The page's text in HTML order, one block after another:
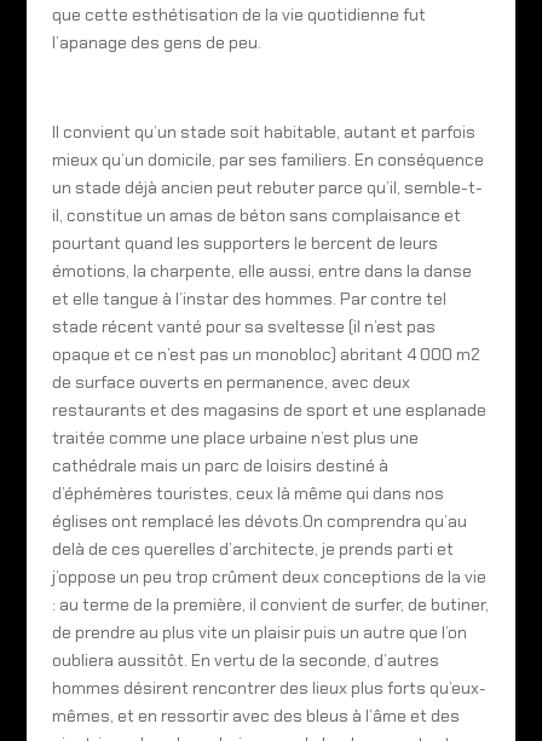
que cette esthétisation de la vie quotidienne fut
l’apanage des gens de peu.
Il convient qu’un stade soit habitable, autant et parfois
mieux qu’un domicile, par ses familiers. En conséquence
un stade déjà ancien peut rebuter parce qu’il, semble-t-
il, constitue un amas de béton sans complaisance et
pourtant quand les supporters le bercent de leurs
émotions, la charpente, elle aussi, entre dans la danse
et elle tangue à l’instar des hommes. Par contre tel
stade récent vanté pour sa sveltesse (il n’est pas
opaque et ce n’est pas un monobloc) abritant 4 000 m2
de surface ouverts en permanence, avec deux
restaurants et des magasins de sport et une esplanade
traitée comme une place urbaine n’est plus une
cathédrale mais un parc de loisirs destiné à
d’éphémères touristes, ceux là même qui dans nos
églises ont remplacé les dévots.On comprendra qu’au
delà de ces querelles d’architecte, je prends parti et
j’oppose un peu trop crûment deux conceptions de la vie
: au terme de la première, il convient de surfer, de butiner,
de prendre au plus vite un plaisir puis un autre que l’on
oubliera aussitôt. En vertu de la seconde, d’autres
hommes désirent rencontrer des lieux plus forts qu’eux-
mêmes, et en ressortir avec des bleus à l’âme et des